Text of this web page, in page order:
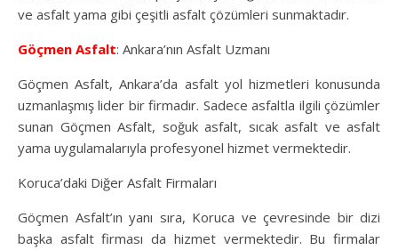
ve asfalt yama gibi çeşitli asfalt çözümleri sunmaktadır.
Göçmen Asfalt: Ankara’nın Asfalt Uzmanı
Göçmen Asfalt, Ankara’da asfalt yol hizmetleri konusunda
uzmanlaşmış lider bir firmadır. Sadece asfaltla ilgili çözümler
sunan Göçmen Asfalt, soğuk asfalt, sıcak asfalt ve asfalt
yama uygulamalarıyla profesyonel hizmet vermektedir.
Koruca’daki Diğer Asfalt Firmaları
Göçmen Asfalt’ın yanı sıra, Koruca ve çevresinde bir dizi
başka asfalt firması da hizmet vermektedir. Bu firmalar